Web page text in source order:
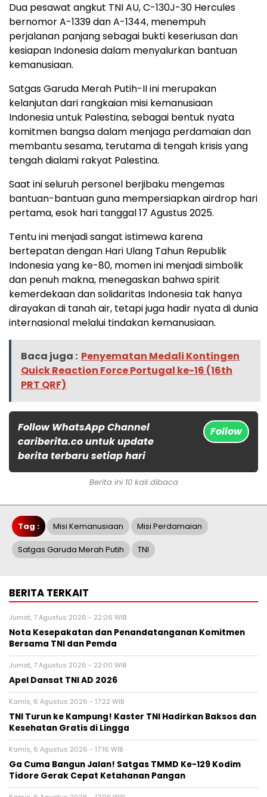
Dua pesawat angkut TNI AU, C-130J-30 Hercules
bernomor A-1339 dan A-1344, menempuh
perjalanan panjang sebagai bukti keseriusan dan
kesiapan Indonesia dalam menyalurkan bantuan
kemanusiaan.
Satgas Garuda Merah Putih-II ini merupakan
kelanjutan dari rangkaian misi kemanusiaan
Indonesia untuk Palestina, sebagai bentuk nyata
komitmen bangsa dalam menjaga perdamaian dan
membantu sesama, terutama di tengah krisis yang
tengah dialami rakyat Palestina.
Saat ini seluruh personel berjibaku mengemas
bantuan-bantuan guna mempersiapkan airdrop hari
pertama, esok hari tanggal 17 Agustus 2025.
Tentu ini menjadi sangat istimewa karena
bertepatan dengan Hari Ulang Tahun Republik
Indonesia yang ke-80, momen ini menjadi simbolik
dan penuh makna, menegaskan bahwa spirit
kemerdekaan dan solidaritas Indonesia tak hanya
dirayakan di tanah air, tetapi juga hadir nyata di dunia
internasional melalui tindakan kemanusiaan.
Baca juga : Penyematan Medali Kontingen
Quick Reaction Force Portugal ke-16 (16th
PRT QRF)
Follow WhatsApp Channel
cariberita.co untuk update
berita terbaru setiap hari
Follow
Berita ini 10 kali dibaca
Tag : Misi Kemanusiaan Misi Perdamaian
Satgas Garuda Merah Putih TNI
BERITA TERKAIT
Jumat, 7 Agustus 2026 - 22:06 WIB
Nota Kesepakatan dan Penandatanganan Komitmen
Bersama TNI dan Pemda
Jumat, 7 Agustus 2026 - 22:00 WIB
Apel Dansat TNI AD 2026
Kamis, 6 Agustus 2026 - 17:22 WIB
TNI Turun ke Kampung! Kaster TNI Hadirkan Baksos dan
Kesehatan Gratis di Lingga
Kamis, 6 Agustus 2026 - 17:16 WIB
Ga Cuma Bangun Jalan! Satgas TMMD Ke-129 Kodim
Tidore Gerak Cepat Ketahanan Pangan